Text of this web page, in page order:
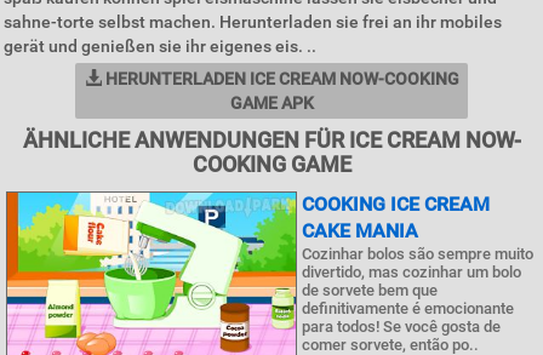
sahne-torte selbst machen. Herunterladen sie frei an ihr mobiles
gerät und genießen sie ihr eigenes eis. ..
HERUNTERLADEN ICE CREAM NOW-COOKING
GAME APK
ÄHNLICHE ANWENDUNGEN FÜR ICE CREAM NOW-
COOKING GAME
COOKING ICE CREAM
CAKE MANIA
Cozinhar bolos são sempre muito
divertido, mas cozinhar um bolo
de sorvete bem que
definitivamente é emocionante
para todos! Se você gosta de
comer sorvete, então po..